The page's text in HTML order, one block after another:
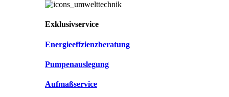
Exklusivservice
Energieeffzienzberatung
Pumpenauslegung
Aufmaßservice